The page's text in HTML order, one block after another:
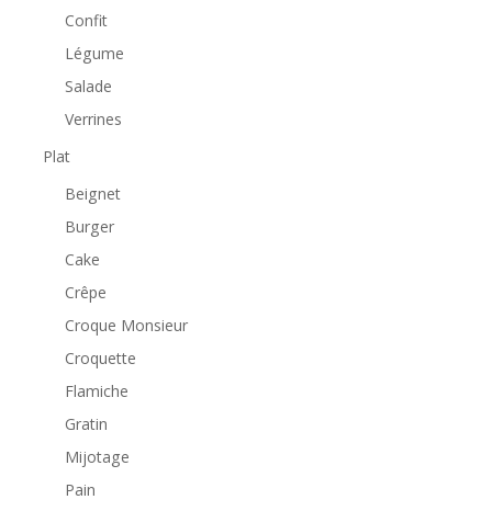
Confit
Légume
Salade
Verrines
Plat
Beignet
Burger
Cake
Crêpe
Croque Monsieur
Croquette
Flamiche
Gratin
Mijotage
Pain